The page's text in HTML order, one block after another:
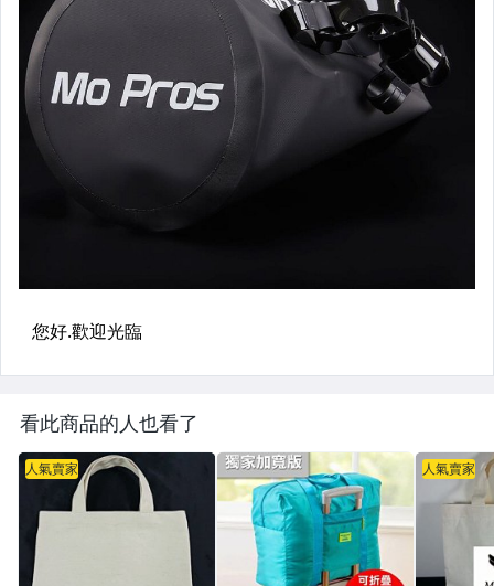
看此商品的人也看了
人氣賣家 人氣賣家